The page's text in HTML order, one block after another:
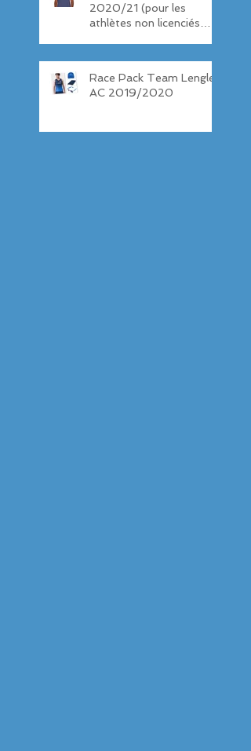
2020/21 (pour les
athlètes non licenciés
Race Pack Team Lenglen
AC 2019/2020